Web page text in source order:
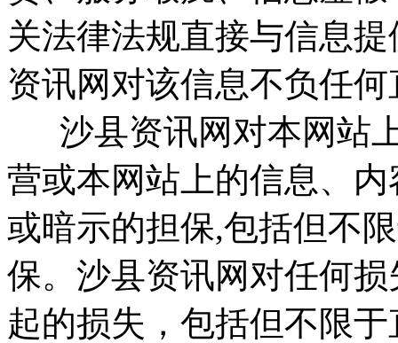
关法律法规直接与信息
资讯网对该信息不负任
沙县资讯网对本网站
营或本网站上的信息、
或暗示的担保,包括但不
保。沙县资讯网对任何
起的损失，包括但不限